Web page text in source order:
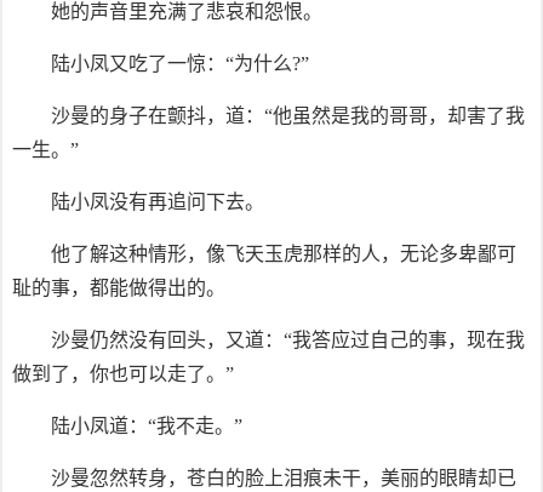
她的声音里充满了悲哀和怨恨。
陆小凤又吃了一惊：“为什么?”
沙曼的身子在颤抖，道：“他虽然是我的哥哥，却害了我
一生。”
陆小凤没有再追问下去。
他了解这种情形，像飞天玉虎那样的人，无论多卑鄙可
耻的事，都能做得出的。
沙曼仍然没有回头，又道：“我答应过自己的事，现在我
做到了，你也可以走了。”
陆小凤道：“我不走。”
沙曼忽然转身，苍白的脸上泪痕未干，美丽的眼睛却已